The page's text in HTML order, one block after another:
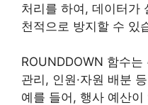
처리를 하여, 데이터가
천적으로 방지할 수 있
ROUNDDOWN 함수
관리, 인원·자원 배분
예를 들어, 행사 예산